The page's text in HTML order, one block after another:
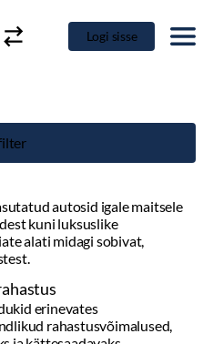
Logi sisse
sobivat,
ühest
et leida kiiresti